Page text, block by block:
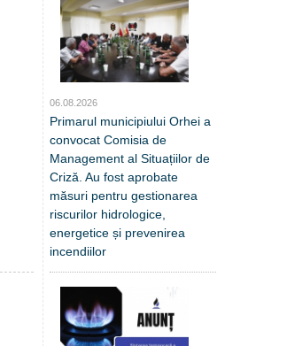
06.08.2026
Primarul municipiului Orhei a
convocat Comisia de
Management al Situațiilor de
Criză. Au fost aprobate
măsuri pentru gestionarea
riscurilor hidrologice,
energetice și prevenirea
incendiilor